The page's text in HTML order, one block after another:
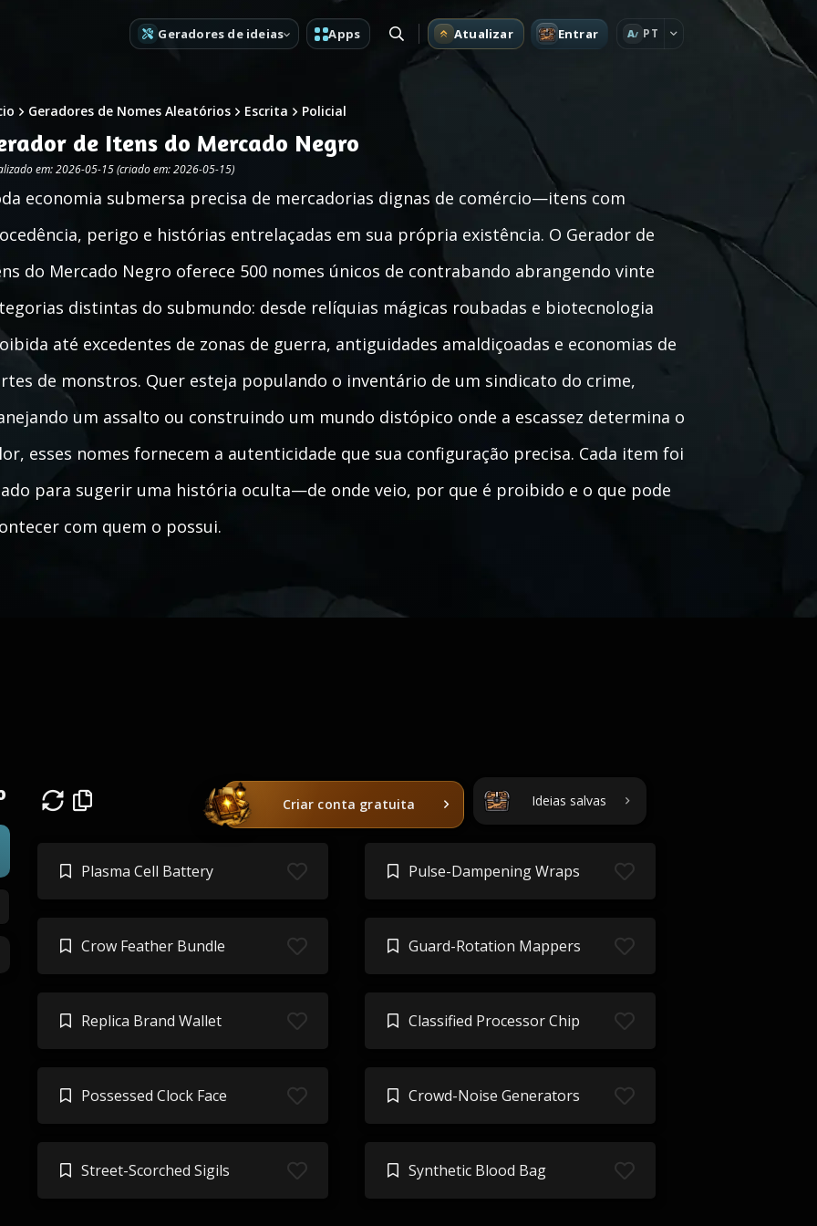
Geradores de ideias Apps Atualizar Entrar A PT
Geradores de Nomes Aleatórios Escrita Policial
de Itens do Mercado Negro
em: 2026-05-15 (criado em: 2026-05-15)
economia submersa precisa de mercadorias dignas de comércio—itens com
perigo e histórias entrelaçadas em sua própria existência. O Gerador de
do Mercado Negro oferece 500 nomes únicos de contrabando abrangendo vinte
distintas do submundo: desde relíquias mágicas roubadas e biotecnologia
até excedentes de zonas de guerra, antiguidades amaldiçoadas e economias de
de monstros. Quer esteja populando o inventário de um sindicato do crime,
um assalto ou construindo um mundo distópico onde a escassez determina o
esses nomes fornecem a autenticidade que sua configuração precisa. Cada item foi
para sugerir uma história oculta—de onde veio, por que é proibido e o que pode
com quem o possui.
Criar conta gratuita Ideias salvas
Plasma Cell Battery Pulse-Dampening Wraps
Crow Feather Bundle Guard-Rotation Mappers
Replica Brand Wallet Classified Processor Chip
Possessed Clock Face Crowd-Noise Generators
Street-Scorched Sigils Synthetic Blood Bag